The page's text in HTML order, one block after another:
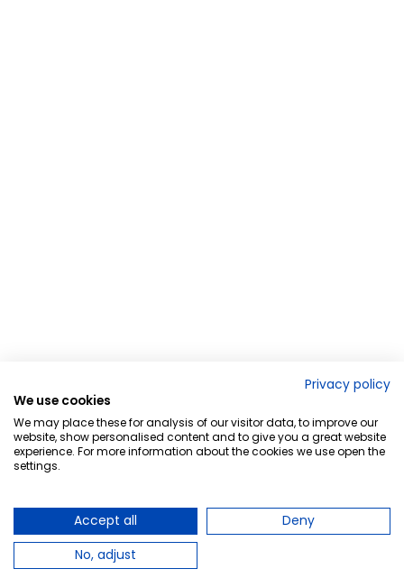
Privacy policy
We use cookies
We may place these for analysis of our visitor data, to improve our
website, show personalised content and to give you a great website
experience. For more information about the cookies we use open the
settings.
Accept all
Deny
No, adjust